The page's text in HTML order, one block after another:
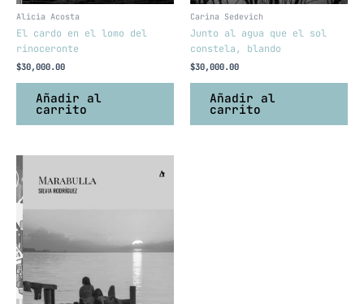
Alicia Acosta
El cardo en el lomo del
rinoceronte
$30,000.00
Añadir al
carrito
Carina Sedevich
Junto al agua que el sol
constela, blando
$30,000.00
Añadir al
carrito